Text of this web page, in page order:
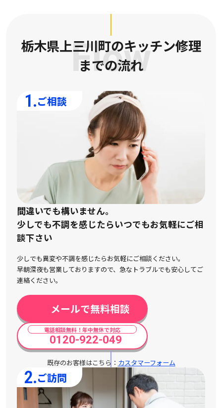
栃木県上三川町のキッチン修理
までの流れ
Flow
1.ご相談
間違いでも構いません。
少しでも不調を感じたらいつでもお気軽にご相
談下さい
少しでも異変や不調を感じたらお気軽にご相談ください。
早朝深夜も営業しておりますので、急なトラブルでも安心してご
連絡ください。
メールで無料相談
電話相談無料！年中無休で対応
0120-922-049
既存のお客様はこちら： カスタマーフォーム
2.ご訪問